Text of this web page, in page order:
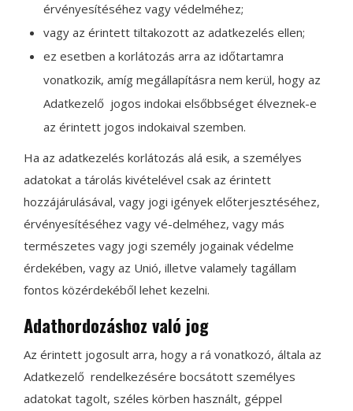
érvényesítéséhez vagy védelméhez;
vagy az érintett tiltakozott az adatkezelés ellen;
ez esetben a korlátozás arra az időtartamra
vonatkozik, amíg megállapításra nem kerül, hogy az
Adatkezelő jogos indokai elsőbbséget élveznek-e
az érintett jogos indokaival szemben.
Ha az adatkezelés korlátozás alá esik, a személyes
adatokat a tárolás kivételével csak az érintett
hozzájárulásával, vagy jogi igények előterjesztéséhez,
érvényesítéséhez vagy vé-delméhez, vagy más
természetes vagy jogi személy jogainak védelme
érdekében, vagy az Unió, illetve valamely tagállam
fontos közérdekéből lehet kezelni.
Adathordozáshoz való jog
Az érintett jogosult arra, hogy a rá vonatkozó, általa az
Adatkezelő rendelkezésére bocsátott személyes
adatokat tagolt, széles körben használt, géppel